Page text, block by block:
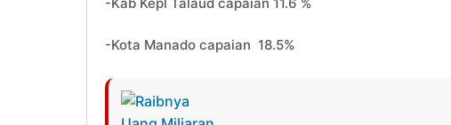
-Kota Manado capaian 18.5%